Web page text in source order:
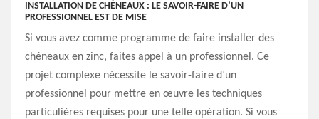
INSTALLATION DE CHÊNEAUX : LE SAVOIR-FAIRE D’UN
PROFESSIONNEL EST DE MISE
Si vous avez comme programme de faire installer des
chêneaux en zinc, faites appel à un professionnel. Ce
projet complexe nécessite le savoir-faire d’un
professionnel pour mettre en œuvre les techniques
particulières requises pour une telle opération. Si vous